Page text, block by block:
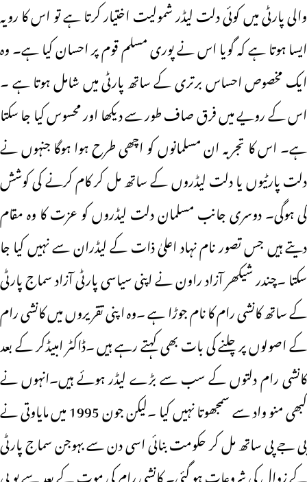
والی پارٹی میں کوئی دلت لیڈر شمولیت اختیار کرتا ہے تو اس کا رویہ
ایسا ہوتا ہے کہ گویا اس نے پوری مسلم قوم پر احسان کیا ہے۔ وہ
ایک مخصوص احساس برتری کے ساتھ پارٹی میں شامل ہوتا ہے ۔
اس کے رویے میں فرق صاف طور سے دیکھا اور محسوس کیا جا سکتا
ہے۔ اس کا تجربہ ان مسلمانوں کو اچھی طرح ہوا ہوگا جنہوں نے
دلت پارٹیوں یا دلت لیڈروں کے ساتھ مل کر کام کرنے کی کوشش
کی ہوگی۔ دوسری جانب مسلمان دلت لیڈروں کو عزت کا وہ مقام
دیتے ہیں جس تصور نام نہاد اعلیٰ ذات کے لیڈران سے نہیں کیا جا
سکتا ۔چندر شیکھر آزاد راون نے اپنی سیاسی پارٹی آزاد سماج پارٹی
کے ساتھ کانشی رام کا نام جوڑا ہے ۔وہ ا پنی تقریروں میں کانشی رام
کے اصولوں پر چلنے کی بات بھی کہتے رہے ہیں ۔ڈاکٹر امبیڈکر کے بعد
کانشی رام دلتوں کے سب سے بڑے لیڈر ہوئے ہیں۔انہوں نے
کبھی منو واد سے سمجھوتا نہیں کیا ۔لیکن جون 1995 میں مایاوتی نے
بی جے پی ساتھ مل کر حکومت بنائی اسی دن سے بہوجن سماج پارٹی
کے زوال کی شروعات ہو گئی۔ کانشی رام کی موت کے بعد سے یو پی